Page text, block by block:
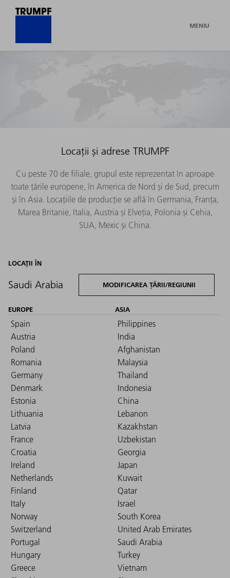
MENIU
Locații și adrese TRUMPF
Cu peste 70 de filiale, grupul este reprezentat în aproape
toate țările europene, în America de Nord și de Sud, precum
și în Asia. Locațiile de producție se află în Germania, Franța,
Marea Britanie, Italia, Austria și Elveția, Polonia și Cehia,
SUA, Mexic și China.
LOCAȚII ÎN
Saudi Arabia MODIFICAREA ȚĂRII/REGIUNII
EUROPE
Spain
Austria
Poland
Romania
Germany
Denmark
Estonia
Lithuania
Latvia
France
Croatia
Ireland
Netherlands
Finland
Italy
Norway
Switzerland
Portugal
Hungary
Greece
ASIA
Philippines
India
Afghanistan
Malaysia
Thailand
Indonesia
China
Lebanon
Kazakhstan
Uzbekistan
Georgia
Japan
Kuwait
Qatar
Israel
South Korea
United Arab Emirates
Saudi Arabia
Turkey
Vietnam